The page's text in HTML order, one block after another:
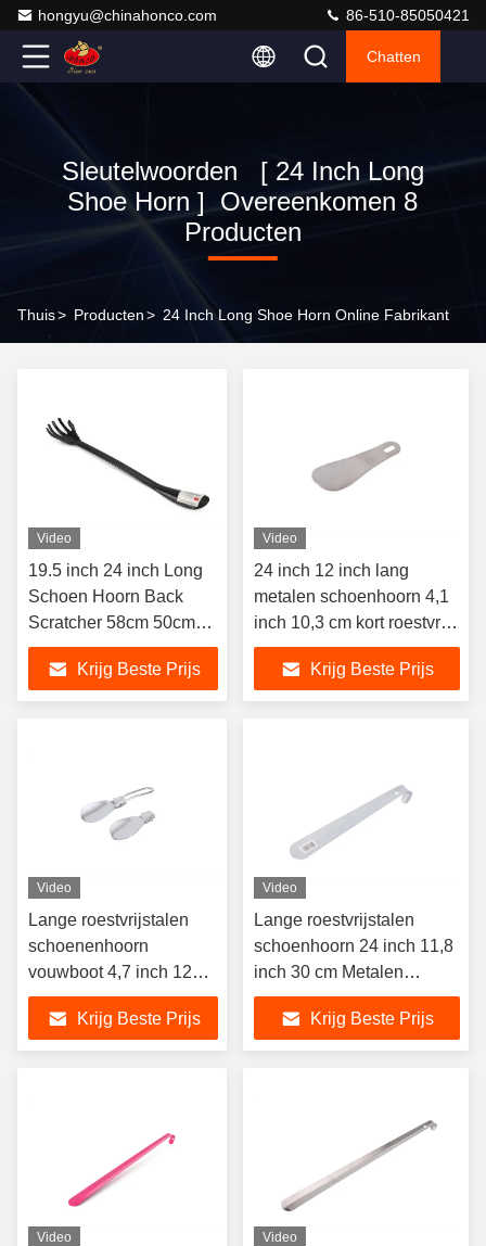
hongyu@chinahonco.com 86-510-85050421
Chatten
Sleutelwoorden [ 24 Inch Long
Shoe Horn ] Overeenkomen 8
Producten
Thuis> Producten> 24 Inch Long Shoe Horn Online Fabrikant
Video
19.5 inch 24 inch Long
Schoen Hoorn Back
Scratcher 58cm 50cm
Long Handled Schoen
Helper Moederschap
Living Aid
Krijg Beste Prijs
Video
24 inch 12 inch lang
metalen schoenhoorn 4,1
inch 10,3 cm kort roestvrij
staal mat schoenhoorn
Krijg Beste Prijs
Video
Lange roestvrijstalen
schoenenhoorn
vouwboot 4,7 inch 12
cm klein 430
schoenenlepel
draagbaar vouwbaar
Krijg Beste Prijs
Video
Lange roestvrijstalen
schoenhoorn 24 inch 11,8
inch 30 cm Metalen
schoenhoorn met gat en
haakgreepKrijg Beste Prijs
Video Video